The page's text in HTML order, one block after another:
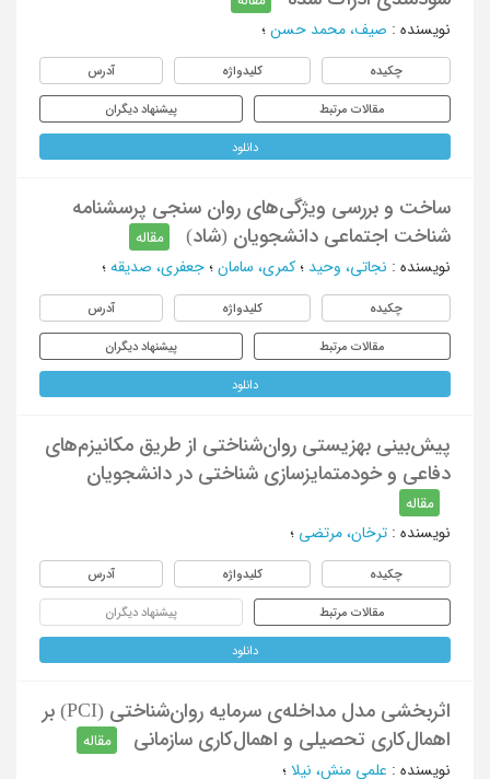
نویسنده : صیف، محمد حسن ؛
چکیده کلیدواژه آدرس
مقالات مرتبط پیشنهاد دیگران
دانلود
ساخت و بررسی ویژگی‌های روان سنجی پرسشنامه
شناخت اجتماعی دانشجویان (شاد)
مقاله
نویسنده : نجاتی، وحید ؛ کمری، سامان ؛ جعفری، صدیقه ؛
چکیده کلیدواژه آدرس
مقالات مرتبط پیشنهاد دیگران
دانلود
پیش‌بینی بهزیستی روان‌شناختی از طریق مکانیزم‌های
دفاعی و خودمتمایزسازی شناختی در دانشجویان
مقاله
نویسنده : ترخان، مرتضی ؛
چکیده کلیدواژه آدرس
مقالات مرتبط پیشنهاد دیگران
دانلود
اثربخشی مدل مداخله‌ی سرمایه روان‌شناختی (PCI) بر
اهمال‌کاری تحصیلی و اهمال‌کاری سازمانی
مقاله
نویسنده : علمی منش، نیلا ؛